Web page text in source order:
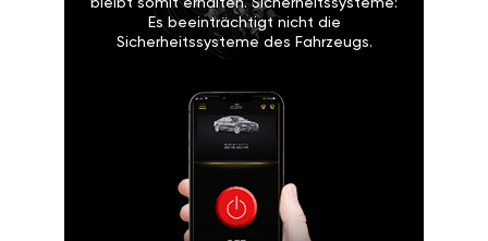
bleibt somit erhalten. Sicherheitssysteme:
Es beeinträchtigt nicht die
Sicherheitssysteme des Fahrzeugs.